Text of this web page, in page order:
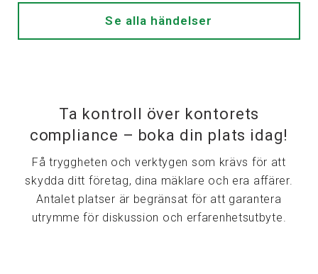
Se alla händelser
Ta kontroll över kontorets
compliance – boka din plats idag!
Få tryggheten och verktygen som krävs för att
skydda ditt företag, dina mäklare och era affärer.
Antalet platser är begränsat för att garantera
utrymme för diskussion och erfarenhetsutbyte.